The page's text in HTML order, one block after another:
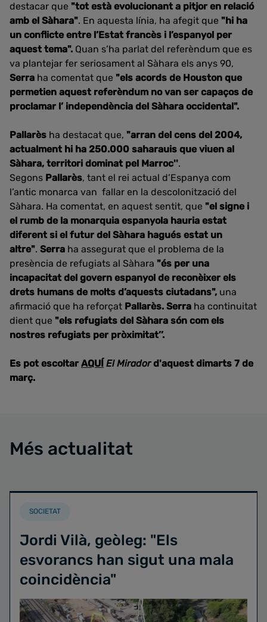
destacar que "tot està evolucionant a pitjor en relació
amb el Sàhara". En aquesta línia, ha afegit que "hi ha
un conflicte entre l’Estat francès i l’espanyol per
aquest tema". Quan s’ha parlat del referèndum que es
va plantejar fer seriosament al Sàhara els anys 90,
Serra ha comentat que "els acords de Houston que
permetien aquest referèndum no van ser capaços de
proclamar l’ independència del Sàhara occidental".
Pallarès ha destacat que, "arran del cens del 2004,
actualment hi ha 250.000 saharauis que viuen al
Sàhara, territori dominat pel Marroc''.
Segons Pallarès, tant el rei actual d’Espanya com
l’antic monarca van fallar en la descolonització del
Sàhara. Ha comentat, en aquest sentit, que "el signe i
el rumb de la monarquia espanyola hauria estat
diferent si el futur del Sàhara hagués estat un
altre". Serra ha assegurat que el problema de la
presència de refugiats al Sàhara "és per una
incapacitat del govern espanyol de reconèixer els
drets humans de molts d’aquests ciutadans", una
afirmació que ha reforçat Pallarès. Serra ha continuitat
dient que "els refugiats del Sàhara són com els
nostres refugiats per pròximitat’’.
Es pot escoltar AQUÍ El Miradord'aquest dimarts 7 de
març.
Més actualitat
SOCIETAT
Jordi Vilà, geòleg: "Els
esvorancs han sigut una mala
coincidència"